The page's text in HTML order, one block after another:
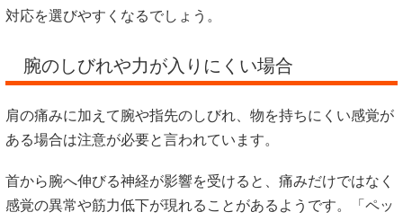
対応を選びやすくなるでしょう。
腕のしびれや力が入りにくい場合
肩の痛みに加えて腕や指先のしびれ、物を持ちにくい感覚が
ある場合は注意が必要と言われています。
首から腕へ伸びる神経が影響を受けると、痛みだけではなく
感覚の異常や筋力低下が現れることがあるようです。「ペッ